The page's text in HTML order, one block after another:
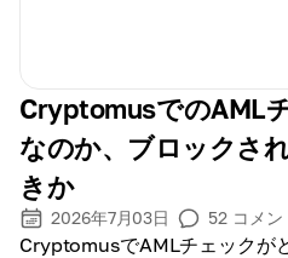
CryptomusでのAML
なのか、ブロックさ
きか
2026年7月03日 52 コメン
CryptomusでAMLチェックが